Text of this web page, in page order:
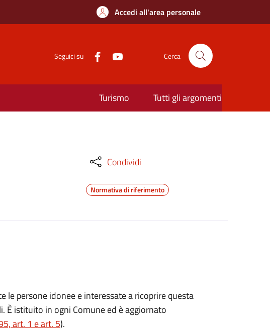
Accedi all'area personale
Seguici su Cerca
Turismo Tutti gli argomenti
Condividi
Normativa di riferimento
le persone idonee e interessate a ricoprire questa
È istituito in ogni Comune ed è aggiornato
art. 1 e art. 5).